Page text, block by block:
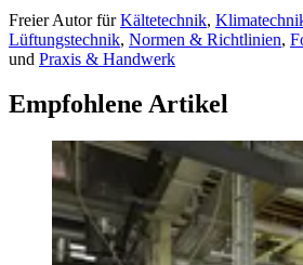
Freier AutorfürKältetechnik,
Lüftungstechnik, Normen & Richtlinien,
und Praxis & Handwerk
Empfohlene Artikel